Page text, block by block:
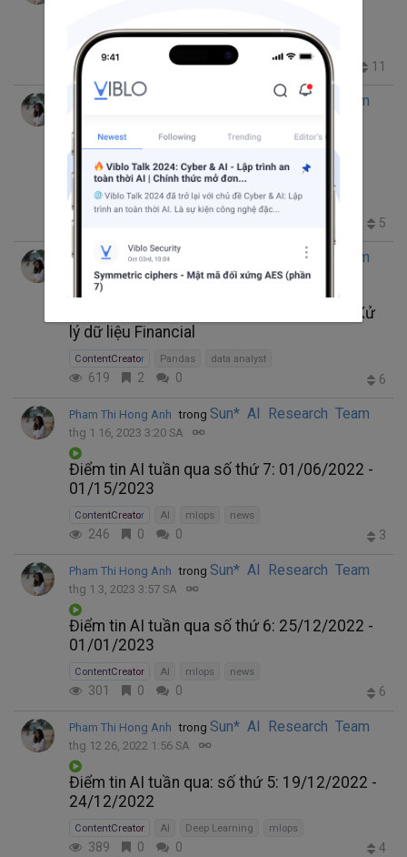
ContentCreator Data Analytics
752 0 11
Pham Thi Hong Anh Sun* AI Research Team
Pandas dành cho Data Analysis: Xử lý dữ
liệu bán hàng
ContentCreator Data Analytics Pandas
5
Pham Thi Hong Anh Sun* AI Research Team
thg 1 16, 2023 4:51 SA
Khóa học: Pandas cho phân tích dữ liệu - Xử
lý dữ liệu Financial
ContentCreator Pandas data analyst
619 2 0 6
Pham Thi Hong Anh trong Sun* AI Research Team
thg 1 16, 2023 3:20 SA
Điểm tin AI tuần qua số thứ 7: 01/06/2022 -
01/15/2023
ContentCreator AI mlops news
246 0 0 3
Pham Thi Hong Anh trong Sun* AI Research Team
thg 1 3, 2023 3:57 SA
Điểm tin AI tuần qua số thứ 6: 25/12/2022 -
01/01/2023
ContentCreator AI mlops news
301 0 0 6
Pham Thi Hong Anh trong Sun* AI Research Team
thg 12 26, 2022 1:56 SA
Điểm tin AI tuần qua: số thứ 5: 19/12/2022 -
24/12/2022
ContentCreator AI Deep Learning mlops
389 0 0 4